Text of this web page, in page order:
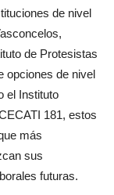
de nivel
de Protesistas
opciones de nivel
el Instituto
181, estos
más
sus
futuras.